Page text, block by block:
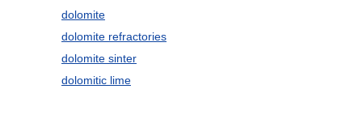
dolomite
dolomite refractories
dolomite sinter
dolomitic lime